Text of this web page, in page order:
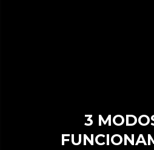
3 MODOS DE